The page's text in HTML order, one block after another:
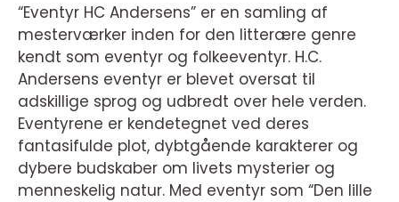
“Eventyr HC Andersens” er en samling af
mesterværker inden for den litterære genre
kendt som eventyr og folkeeventyr. H.C.
Andersens eventyr er blevet oversat til
adskillige sprog og udbredt over hele verden.
Eventyrene er kendetegnet ved deres
fantasifulde plot, dybtgående karakterer og
dybere budskaber om livets mysterier og
menneskelig natur. Med eventyr som “Den lille